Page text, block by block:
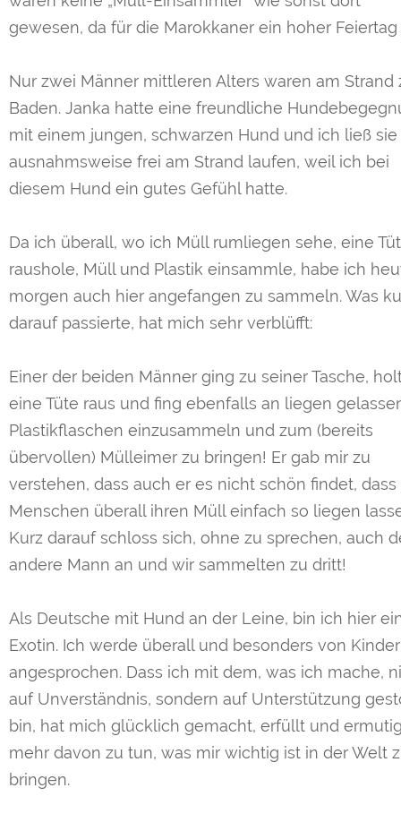
gewesen, da für die Marokkaner ein hoher
Nur zwei Männer mittleren Alters waren am Strand
Baden. Janka hatte eine freundliche
mit einem jungen, schwarzen Hund und ich ließ sie
ausnahmsweise frei am Strand laufen, weil ich bei
diesem Hund ein gutes Gefühl hatte.
Da ich überall, wo ich Müll rumliegen sehe, eine
raushole, Müll und Plastik einsammle, habe ich
morgen auch hier angefangen zu sammeln. Was
darauf passierte, hat mich sehr verblüfft:
Einer der beiden Männer ging zu seiner Tasche,
eine Tüte raus und fing ebenfalls an liegen
Plastikflaschen einzusammeln und zum (bereits
übervollen) Mülleimer zu bringen! Er gab mir zu
verstehen, dass auch er es nicht schön findet, dass
Menschen überall ihren Müll einfach so liegen
Kurz darauf schloss sich, ohne zu sprechen, auch
andere Mann an und wir sammelten zu dritt!
Als Deutsche mit Hund an der Leine, bin ich hier
Exotin. Ich werde überall und besonders von
angesprochen. Dass ich mit dem, was ich mache,
auf Unverständnis, sondern auf Unterstützung
bin, hat mich glücklich gemacht, erfüllt und
mehr davon zu tun, was mir wichtig ist in der Welt
bringen.